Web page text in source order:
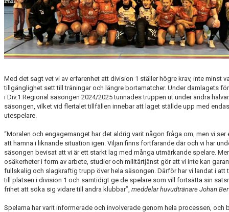
Med det sagt vet vi av erfarenhet att division 1 ställer högre krav, inte minst
tillgänglighet sett till träningar och längre bortamatcher. Under damlagets
i Div.1 Regional säsongen 2024/2025 tunnades truppen ut under andra
säsongen, vilket vid flertalet tillfällen innebar att laget ställde upp med
utespelare.
“Moralen och engagemanget har det aldrig varit någon fråga om, men vi ser
att hamna i liknande situation igen. Viljan finns fortfarande där och vi har
säsongen bevisat att vi är ett starkt lag med många utmärkande spelare.
osäkerheter i form av arbete, studier och militärtjänst gör att vi inte kan
fullskalig och slagkraftig trupp över hela säsongen. Därför har vi landat i att
till platsen i division 1 och samtidigt ge de spelare som vill fortsätta sin
frihet att söka sig vidare till andra klubbar”, meddelar huvudtränare Johan
Spelarna har varit informerade och involverade genom hela processen, och